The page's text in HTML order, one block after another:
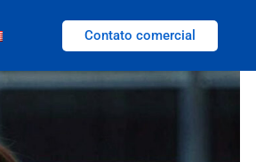
Contato comercial